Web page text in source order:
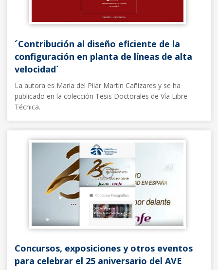
´Contribución al diseño eficiente de la
configuración en planta de líneas de alta
velocidad´
La autora es María del Pilar Martín Cañizares y se ha
publicado en la colección Tesis Doctorales de Vía Libre
Técnica.
Noticias FFE 10/05/2017
Concursos, exposiciones y otros eventos
para celebrar el 25 aniversario del AVE